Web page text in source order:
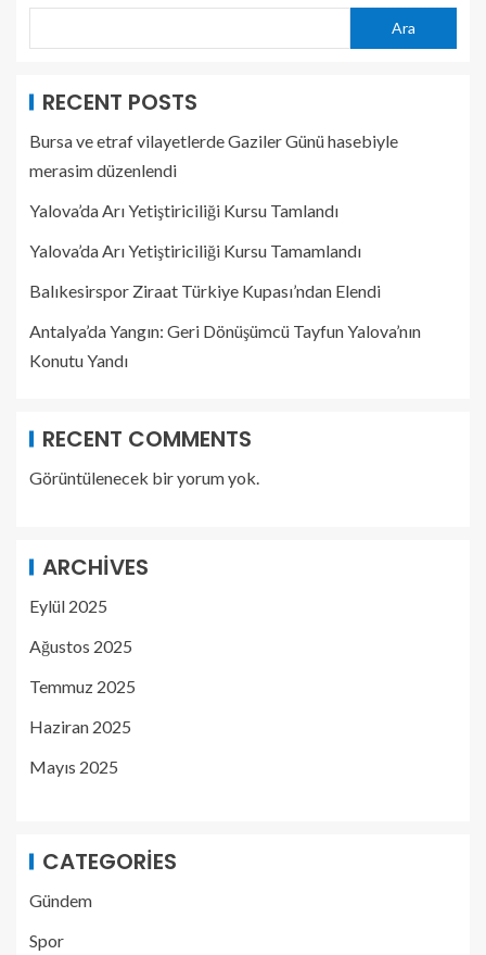
Ara
RECENT POSTS
Bursa ve etraf vilayetlerde Gaziler Günü hasebiyle
merasim düzenlendi
Yalova’da Arı Yetiştiriciliği Kursu Tamlandı
Yalova’da Arı Yetiştiriciliği Kursu Tamamlandı
Balıkesirspor Ziraat Türkiye Kupası’ndan Elendi
Antalya’da Yangın: Geri Dönüşümcü Tayfun Yalova’nın
Konutu Yandı
RECENT COMMENTS
Görüntülenecek bir yorum yok.
ARCHIVES
Eylül 2025
Ağustos 2025
Temmuz 2025
Haziran 2025
Mayıs 2025
CATEGORIES
Gündem
Spor